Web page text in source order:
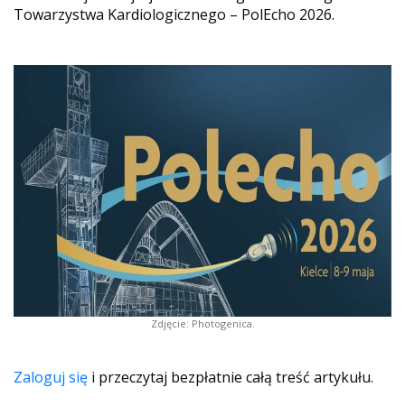
Towarzystwa Kardiologicznego – PolEcho 2026.
Zdjęcie: Photogenica.
Zaloguj się i przeczytaj bezpłatnie całą treść artykułu.